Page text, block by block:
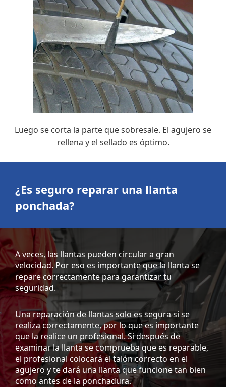
Luego se corta la parte que sobresale. El agujero se
rellena y el sellado es óptimo.
¿Es seguro reparar una llanta
ponchada?
A veces, las llantas pueden circular a gran
velocidad. Por eso es importante que la llanta se
repare correctamente para garantizar tu
seguridad.
Una reparación de llantas solo es segura si se
realiza correctamente, por lo que es importante
que la realice un profesional. Si después de
examinar la llanta se comprueba que es reparable,
el profesional colocará el talón correcto en el
agujero y te dará una llanta que funcione tan bien
como antes de la ponchadura.